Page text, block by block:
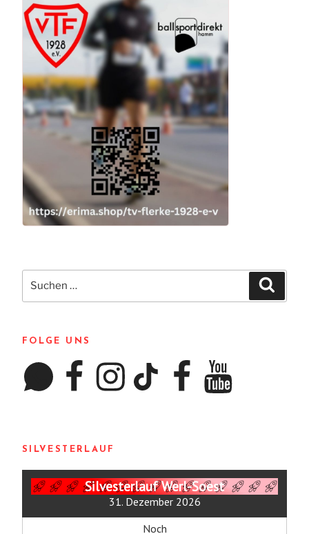
Suchen
FOLGE UNS
WhatsApp FacebookInstagramTikTok FacebookYouTube
SILVESTERLAUF
Silvesterlauf Werl-Soest
31. Dezember 2026
Noch